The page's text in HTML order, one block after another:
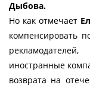
Дыбова.
Но как отмечает
компенсировать
иностранные
возврата на